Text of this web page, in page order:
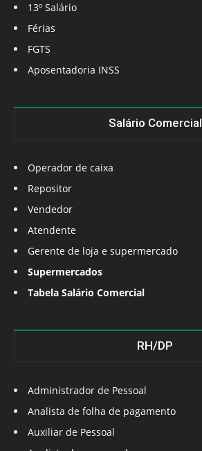
13º Salário
Férias
FGTS
Aposentadoria INSS
Salário Comercial
Operador de caixa
Repositor
Vendedor
Atendente
Gerente de loja e supermercado
Supermercados
Tabela Salário Comercial
RH/DP
Administrador de Pessoal
Analista de folha de pagamento
Auxiliar de Pessoal